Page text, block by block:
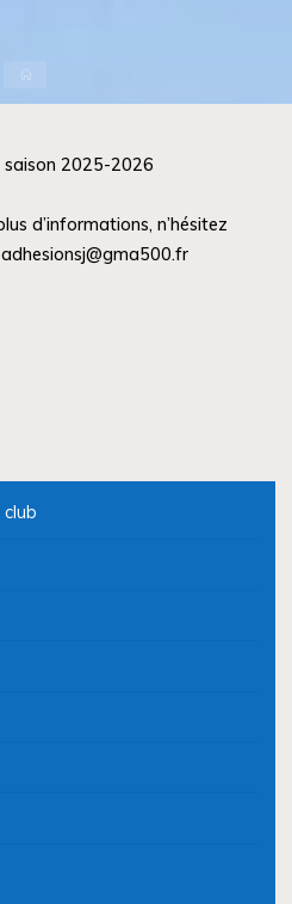
saison 2025-2026
d’informations, n’hésitez
club